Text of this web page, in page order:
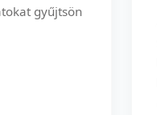
gyűjtsön